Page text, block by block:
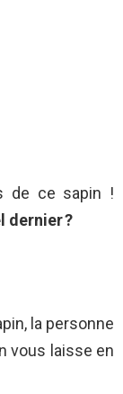
de ce sapin !
dernier ?
la personne
vous laisse en